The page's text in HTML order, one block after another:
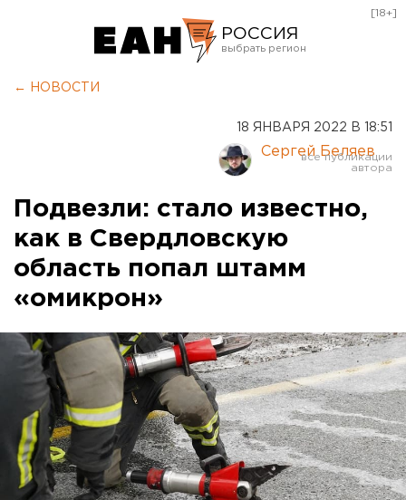
РОССИЯ
Курган
Оренбург
[18+]
← НОВОСТИ
18 ЯНВАРЯ 2022 В 18:51
Сергей Беляев
Подвезли: стало известно,
как в Свердловскую
область попал штамм
«омикрон»